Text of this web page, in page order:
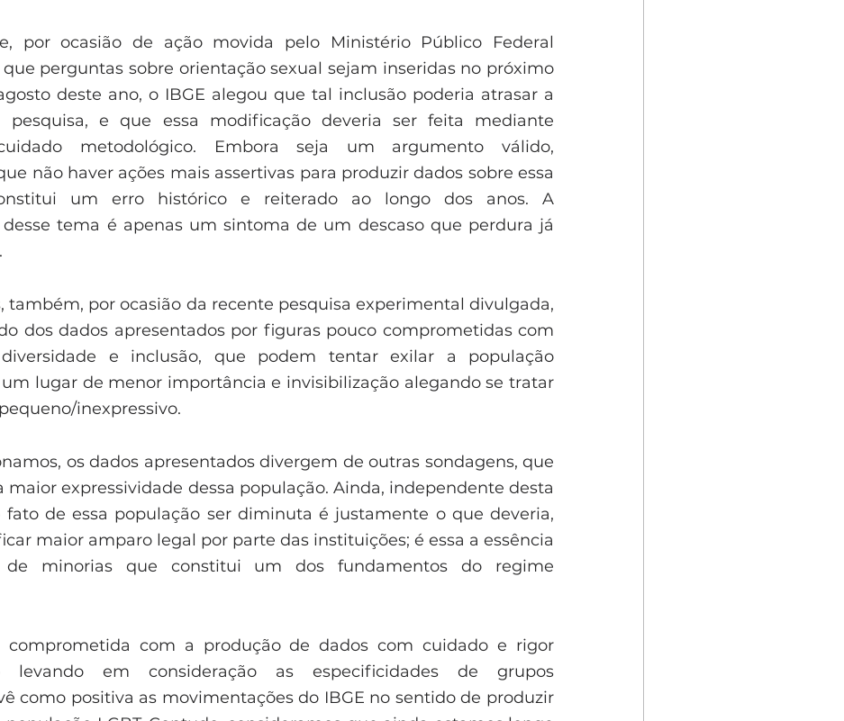
por ocasião de ação movida pelo Ministério Público Federal
perguntas sobre orientação sexual sejam inseridas no próximo
deste ano, o IBGE alegou que tal inclusão poderia atrasar a
pesquisa, e que essa modificação deveria ser feita mediante
metodológico. Embora seja um argumento válido,
não haver ações mais assertivas para produzir dados sobre essa
um erro histórico e reiterado ao longo dos anos. A
desse tema é apenas um sintoma de um descaso que perdura já
também, por ocasião da recente pesquisa experimental divulgada,
dos dados apresentados por figuras pouco comprometidas com
e inclusão, que podem tentar exilar a população
um lugar de menor importância e invisibilização alegando se tratar
inexpressivo.
os dados apresentados divergem de outras sondagens, que
expressividade dessa população. Ainda, independente desta
fato de essa população ser diminuta é justamente o que deveria,
maior amparo legal por parte das instituições; é essa a essência
de minorias que constitui um dos fundamentos do regime
comprometida com a produção de dados com cuidado e rigor
levando em consideração as especificidades de grupos
como positiva as movimentações do IBGE no sentido de produzir